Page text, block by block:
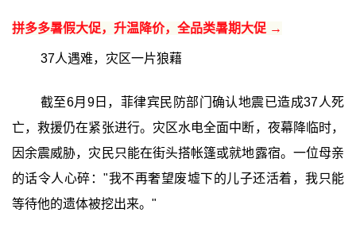
拼多多暑假大促，升温降价，全品类暑期大促 →
37人遇难，灾区一片狼藉
截至6月9日，菲律宾民防部门确认地震已造成37人死
亡，救援仍在紧张进行。灾区水电全面中断，夜幕降临时，
因余震威胁，灾民只能在街头搭帐篷或就地露宿。一位母亲
的话令人心碎："我不再奢望废墟下的儿子还活着，我只能
等待他的遗体被挖出来。"